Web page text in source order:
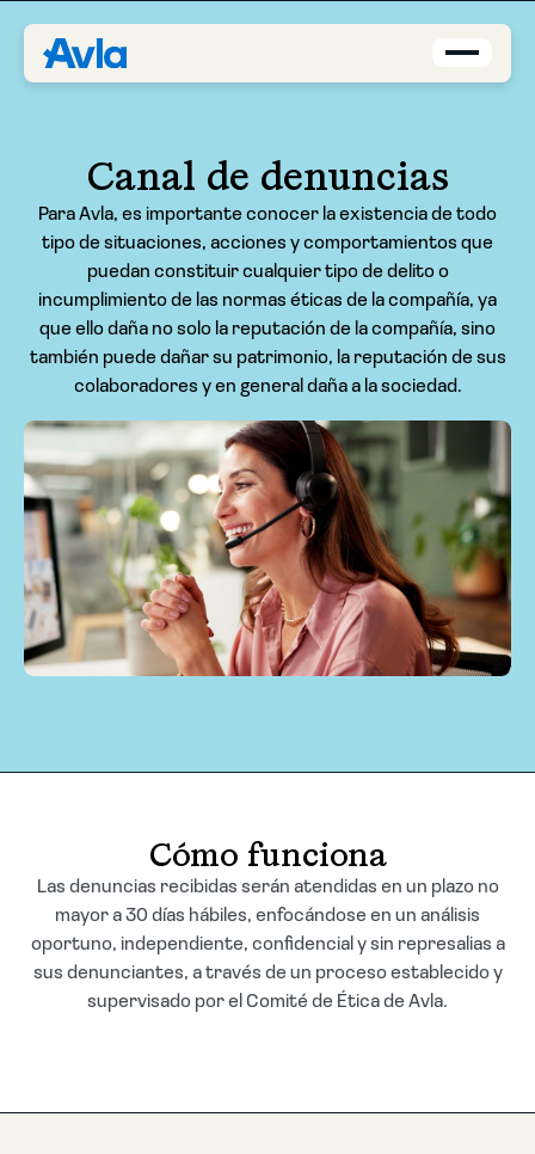
Asegurados
Quiénes Somos
Centro de Ayuda
Blog
ES-MX
Solicitar cotización
Canal de denuncias
Para Avla, es importante conocer la existencia de todo
tipo de situaciones, acciones y comportamientos que
puedan constituir cualquier tipo de delito o
incumplimiento de las normas éticas de la compañía, ya
que ello daña no solo la reputación de la compañía, sino
también puede dañar su patrimonio, la reputación de sus
colaboradores y en general daña a la sociedad.
Cómo funciona
Las denuncias recibidas serán atendidas en un plazo no
mayor a 30 días hábiles, enfocándose en un análisis
oportuno, independiente, confidencial y sin represalias a
sus denunciantes, a través de un proceso establecido y
supervisado por el Comité de Ética de Avla.